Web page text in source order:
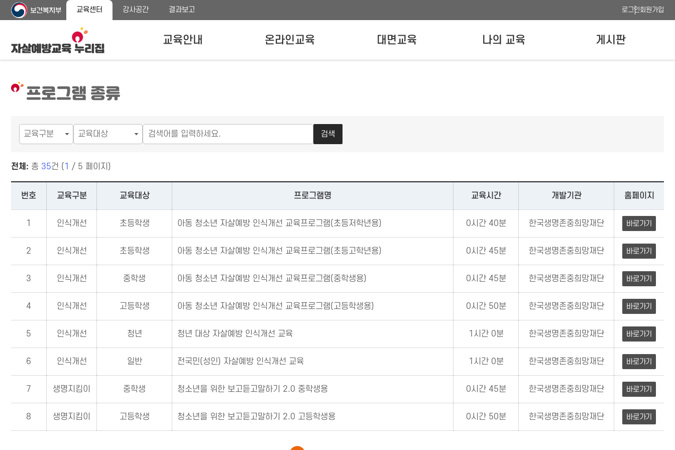
뉴
기
바
교육센터 강사공간 결과보고 로그인회원가입
교육안내
프로그램 종류
온라인교육 대면교육 나의 교육 게시판
프로그램 종류
검색
전체: 총 35건 ( 1 / 5 페이지)
번호
교육구분 교육대상 프로그램명 교육시간 개발기관 홈페이지
1 인식개선 초등학생 아동 청소년 자살예방 인식개선 교육프로그램(초등저학년용) 0시간 40분 한국생명존중희망재단 바로가기
2 인식개선 초등학생 아동 청소년 자살예방 인식개선 교육프로그램(초등고학년용) 0시간 45분 한국생명존중희망재단 바로가기
3 인식개선 중학생 아동 청소년 자살예방 인식개선 교육프로그램(중학생용) 0시간 45분 한국생명존중희망재단 바로가기
4 인식개선 고등학생 아동 청소년 자살예방 인식개선 교육프로그램(고등학생용) 0시간 50분 한국생명존중희망재단 바로가기
5 인식개선 청년 청년 대상 자살예방 인식개선 교육 1시간 0분 한국생명존중희망재단 바로가기
6 인식개선 일반 전국민(성인) 자살예방 인식개선 교육 1시간 0분 한국생명존중희망재단 바로가기
7 생명지킴이 중학생 청소년을 위한 보고듣고말하기 2.0 중학생용 0시간 45분 한국생명존중희망재단 바로가기
8 생명지킴이 고등학생 청소년을 위한 보고듣고말하기 2.0 고등학생용 0시간 50분 한국생명존중희망재단 바로가기